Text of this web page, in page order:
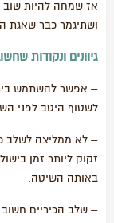
אז שמחה להיות שוב
ושתיגמר כבר שאגת
גיוונים ונקודות
– אפשר להשתמש
לשטוף היטב לפני
– לא ממליצה לשלב
זקוק ליותר זמן
באותה השיטה.
– שלב הכיריים